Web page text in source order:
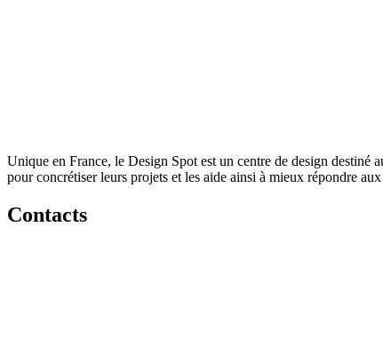
Unique en France, le Design Spot est un centre de design destiné
pour concrétiser leurs projets et les aide ainsi à mieux répondre
Contacts